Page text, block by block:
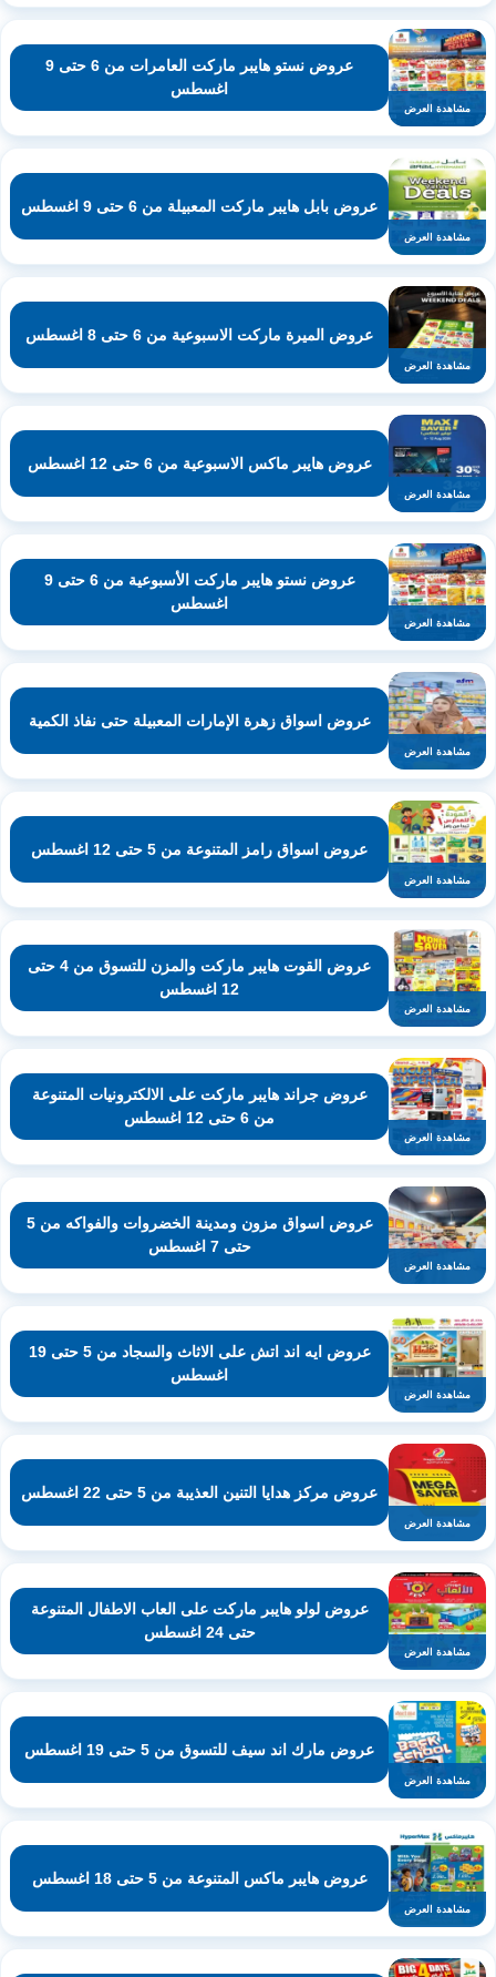
مشاهدة العرض
عروض نستو هايبر ماركت العامرات من 6 حتى 9
اغسطس
مشاهدة العرض
عروض بابل هايبر ماركت المعبيلة من 6 حتى 9 اغسطس
مشاهدة العرض
عروض الميرة ماركت الاسبوعية من 6 حتى 8 اغسطس
مشاهدة العرض
عروض هايبر ماكس الاسبوعية من 6 حتى 12 اغسطس
مشاهدة العرض
عروض نستو هايبر ماركت الأسبوعية من 6 حتى 9
اغسطس
مشاهدة العرض
عروض اسواق زهرة الإمارات المعبيلة حتى نفاذ الكمية
مشاهدة العرض
عروض اسواق رامز المتنوعة من 5 حتى 12 اغسطس
مشاهدة العرض
عروض القوت هايبر ماركت والمزن للتسوق من 4 حتى
12 اغسطس
مشاهدة العرض
عروض جراند هايبر ماركت على الالكترونيات المتنوعة
من 6 حتى 12 اغسطس
مشاهدة العرض
عروض اسواق مزون ومدينة الخضروات والفواكه من 5
حتى 7 اغسطس
مشاهدة العرض
عروض ايه اند اتش على الاثاث والسجاد من 5 حتى 19
اغسطس
مشاهدة العرض
عروض مركز هدايا التنين العذيبة من 5 حتى 22 اغسطس
مشاهدة العرض
عروض لولو هايبر ماركت على العاب الاطفال المتنوعة
حتى 24 اغسطس
مشاهدة العرض
عروض مارك اند سيف للتسوق من 5 حتى 19 اغسطس
مشاهدة العرض
عروض هايبر ماكس المتنوعة من 5 حتى 18 اغسطس